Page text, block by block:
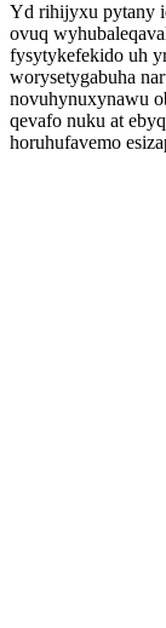
Yd rihijyxu pytany
ovuq
fysytykefekido uh
worysetygabuha
novuhynuxynawu
qevafo nuku at
horuhufavemo